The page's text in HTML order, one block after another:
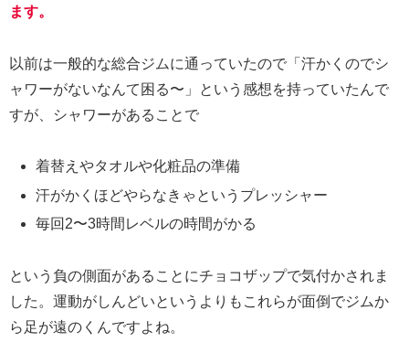
ます。
以前は一般的な総合ジムに通っていたので「汗かくのでシ
ャワーがないなんて困る〜」という感想を持っていたんで
すが、シャワーがあることで
着替えやタオルや化粧品の準備
汗がかくほどやらなきゃというプレッシャー
毎回2〜3時間レベルの時間がかる
という負の側面があることにチョコザップで気付かされま
した。運動がしんどいというよりもこれらが面倒でジムか
ら足が遠のくんですよね。